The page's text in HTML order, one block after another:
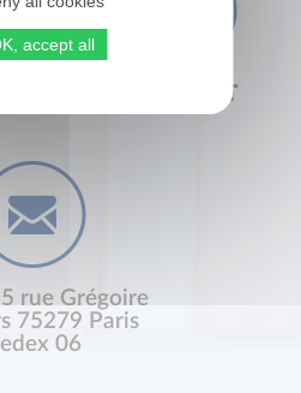
19 CONTACT
rue Grégoire
75279 Paris
06
accept all